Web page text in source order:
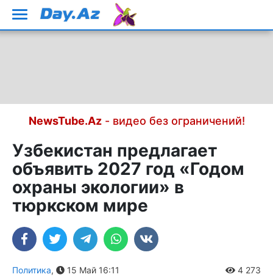
NewsTube.Az- видео без ограничений!
Узбекистан предлагает
объявить 2027 год «Годом
охраны экологии» в
тюркском мире
Политика, 15 Май 16:11 4 273